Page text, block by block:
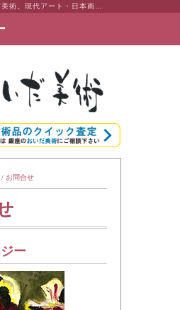
販売と買取 | 東京・銀座 おいだ美術
/ お問合せ
ー